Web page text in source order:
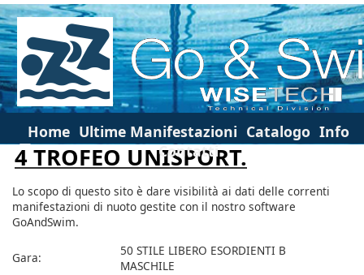
Home Ultime Manifestazioni Catalogo Info
Contatti
4 TROFEO UNISPORT.
Lo scopo di questo sito è dare visibilità ai dati delle correnti
manifestazioni di nuoto gestite con il nostro software
GoAndSwim.
Gara:
50 STILE LIBERO ESORDIENTI B
MASCHILE